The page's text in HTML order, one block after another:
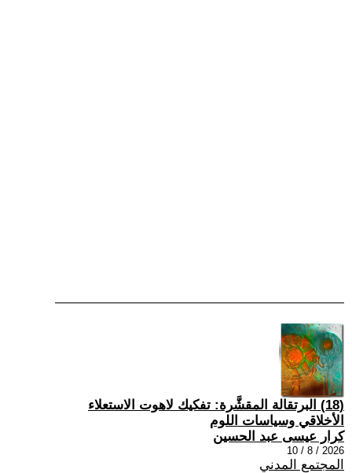
(18) البرتقالة المقشَّرة: تفكيك لاهوت الاستعلاء
الأخلاقي وسياسات اللوم
كرار عيسى عبد الحسين
2026 / 8 / 10
المجتمع المدني